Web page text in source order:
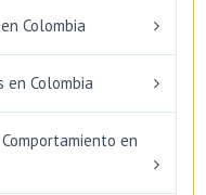
Colombia
en Colombia
en